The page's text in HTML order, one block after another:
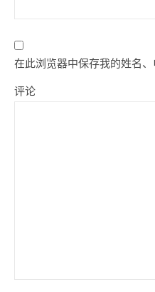
在此浏览器中保存我的姓名、
评论